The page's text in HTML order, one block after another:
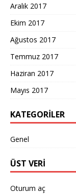
Aralık 2017
Ekim 2017
Ağustos 2017
Temmuz 2017
Haziran 2017
Mayıs 2017
KATEGORILER
Genel
ÜST VERI
Oturum aç